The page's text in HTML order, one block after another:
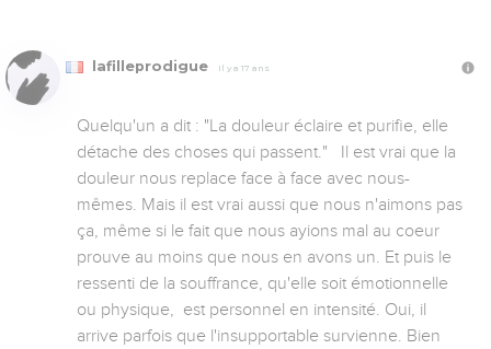
lafilleprodigue Il y a 17 ans
Quelqu'un a dit : "La douleur éclaire et purifie, elle
détache des choses qui passent."   Il est vrai que la
douleur nous replace face à face avec nous-
mêmes. Mais il est vrai aussi que nous n'aimons pas
ça, même si le fait que nous ayions mal au coeur
prouve au moins que nous en avons un. Et puis le
ressenti de la souffrance, qu'elle soit émotionnelle
ou physique,  est personnel en intensité. Oui, il
arrive parfois que l'insupportable survienne. Bien